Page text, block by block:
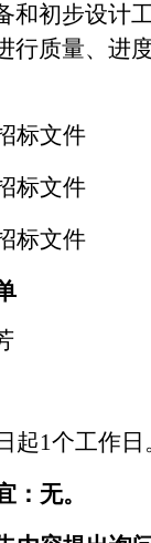
和初步设计
行质量、进
标文件
标文件
标文件
起1个工作日
：无。